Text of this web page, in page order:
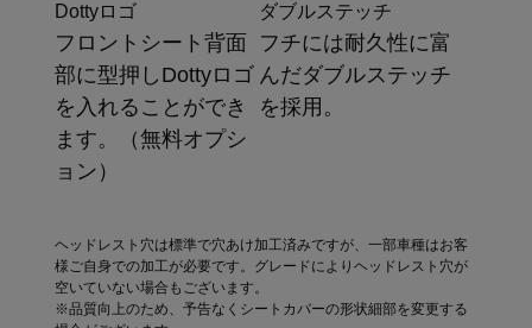
Dottyロゴ
フロントシート背面
部に型押しDottyロゴ
を入れることができ
ます。（無料オプシ
ョン）
ダブルステッチ
フチには耐久性に富
んだダブルステッチ
を採用。
ヘッドレスト穴は標準で穴あけ加工済みですが、一部車種はお客
様ご自身での加工が必要です。グレードによりヘッドレスト穴が
空いていない場合もございます。
※品質向上のため、予告なくシートカバーの形状細部を変更する